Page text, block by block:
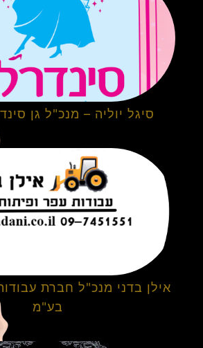
סיגל יוליה – מנכ"ל גן
אילן בדני מנכ"ל חברת
בע"מ